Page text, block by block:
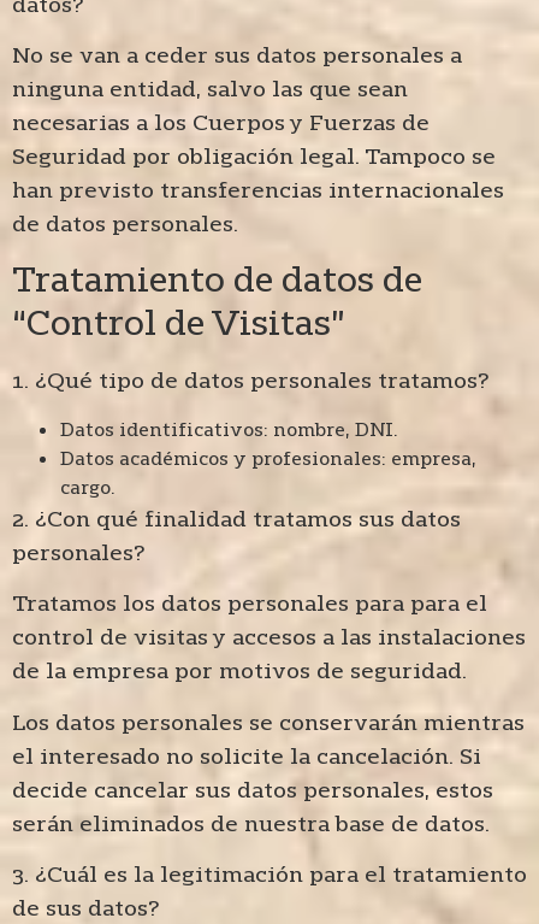
No se van a ceder sus datos personales a
ninguna entidad, salvo las que sean
necesarias a los Cuerpos y Fuerzas de
Seguridad por obligación legal. Tampoco se
han previsto transferencias internacionales
de datos personales.
Tratamiento de datos de
“Control de Visitas”
1. ¿Qué tipo de datos personales tratamos?
Datos identificativos: nombre, DNI.
Datos académicos y profesionales: empresa,
cargo.
2. ¿Con qué finalidad tratamos sus datos
personales?
Tratamos los datos personales para para el
control de visitas y accesos a las instalaciones
de la empresa por motivos de seguridad.
Los datos personales se conservarán mientras
el interesado no solicite la cancelación. Si
decide cancelar sus datos personales, estos
serán eliminados de nuestra base de datos.
3. ¿Cuál es la legitimación para el tratamiento
de sus datos?